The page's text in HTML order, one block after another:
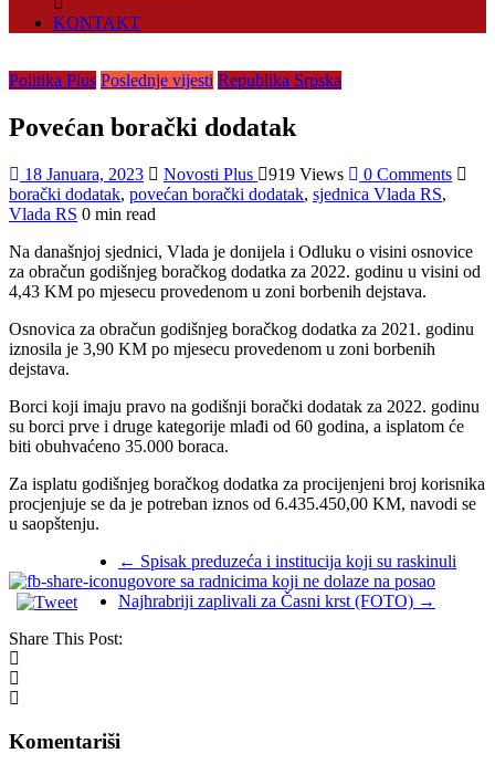
KONTAKT
Politika Plus Poslednje vijesti Republika Srpska
Povećan borački dodatak
18 Januara, 2023 Novosti Plus 919 Views
0 Comments
borački dodatak, povećan borački dodatak, sjednica Vlada RS,
Vlada RS 0 min read
Na današnjoj sjednici, Vlada je donijela i Odluku o visini osnovice
za obračun godišnjeg boračkog dodatka za 2022. godinu u visini od
4,43 KM po mjesecu provedenom u zoni borbenih dejstava.
Osnovica za obračun godišnjeg boračkog dodatka za 2021. godinu
iznosila je 3,90 KM po mjesecu provedenom u zoni borbenih
dejstava.
Borci koji imaju pravo na godišnji borački dodatak za 2022. godinu
su borci prve i druge kategorije mlađi od 60 godina, a isplatom će
biti obuhvaćeno 35.000 boraca.
Za isplatu godišnjeg boračkog dodatka za procijenjeni broj korisnika
procjenjuje se da je potreban iznos od 6.435.450,00 KM, navodi se
u saopštenju.
← Spisak preduzeća i institucija koji su raskinuli
ugovore sa radnicima koji ne dolaze na posao
Najhrabriji zaplivali za Časni krst (FOTO) →
Share This Post:
Komentariši